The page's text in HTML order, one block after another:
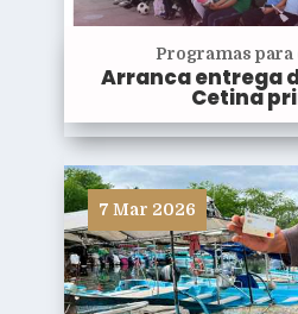
Programas para
Arranca entrega
Cetina
7 Mar 2026